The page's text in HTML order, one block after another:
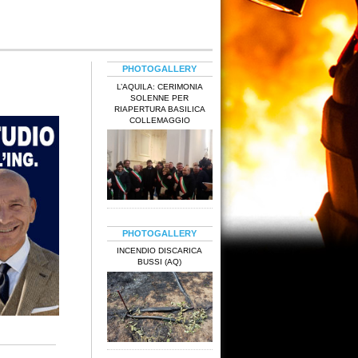
PHOTOGALLERY
L’AQUILA: CERIMONIA
SOLENNE PER
RIAPERTURA BASILICA
COLLEMAGGIO
PHOTOGALLERY
INCENDIO DISCARICA
BUSSI (AQ)